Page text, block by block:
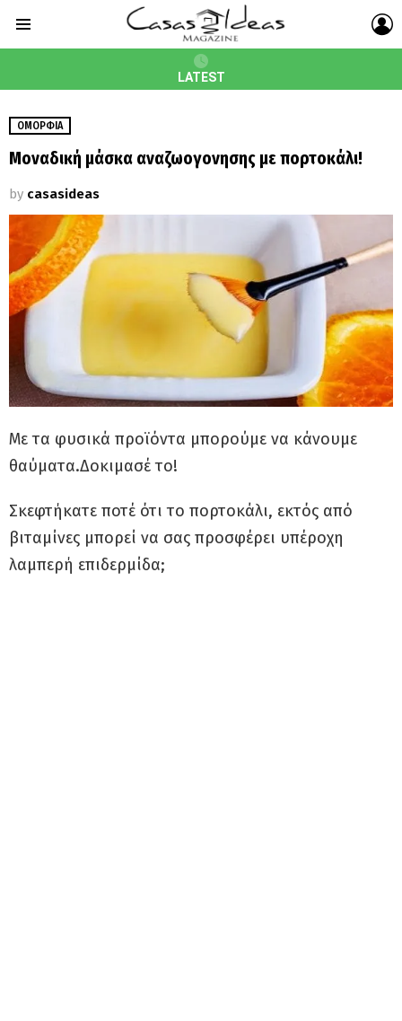
LATEST
ΟΜΟΡΦΙΆ
Μοναδική μάσκα αναζωογονησης με πορτοκάλι!
by casasideas
Με τα φυσικά προϊόντα μπορούμε να κάνουμε
θαύματα.Δοκιμασέ το!
Σκεφτήκατε ποτέ ότι το πορτοκάλι, εκτός από
βιταμίνες μπορεί να σας προσφέρει υπέροχη
λαμπερή επιδερμίδα;